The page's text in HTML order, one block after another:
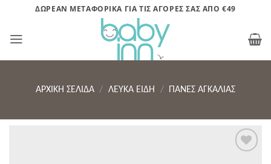
Μετάβαση
περιεχόμενο
ΔΩΡΕΑΝ ΜΕΤΑΦΟΡΙΚΑ ΓΙΑ ΤΙΣ ΑΓΟΡΕΣ ΣΑΣ ΑΠΟ €49
ΑΡΧΙΚΉ ΣΕΛΊΔΑ / ΛΕΥΚΑ ΕΙΔΗ / ΠΆΝΕΣ ΑΓΚΑΛΙΆΣ